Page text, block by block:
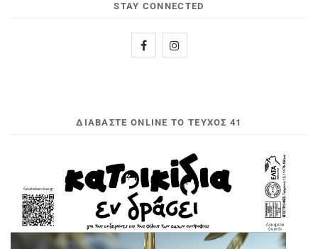
STAY CONNECTED
ΔΙΑΒΆΣΤΕ ONLINE ΤΟ ΤΕΎΧΟΣ 41